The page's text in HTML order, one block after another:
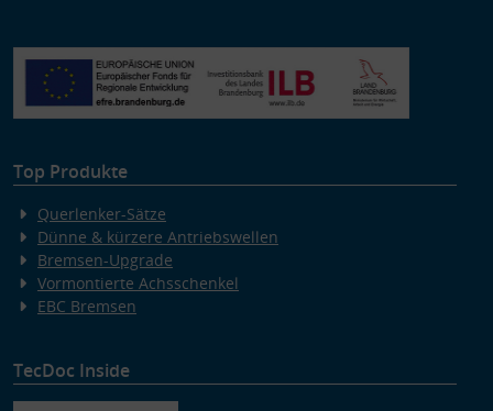
Top Produkte
Querlenker-Sätze
Dünne & kürzere Antriebswellen
Bremsen-Upgrade
Vormontierte Achsschenkel
EBC Bremsen
TecDoc Inside